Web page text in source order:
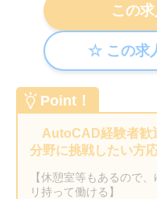
Point！
AutoCAD経験者
分野に挑戦したい方
【休憩室等もあるので
リ持って働ける】